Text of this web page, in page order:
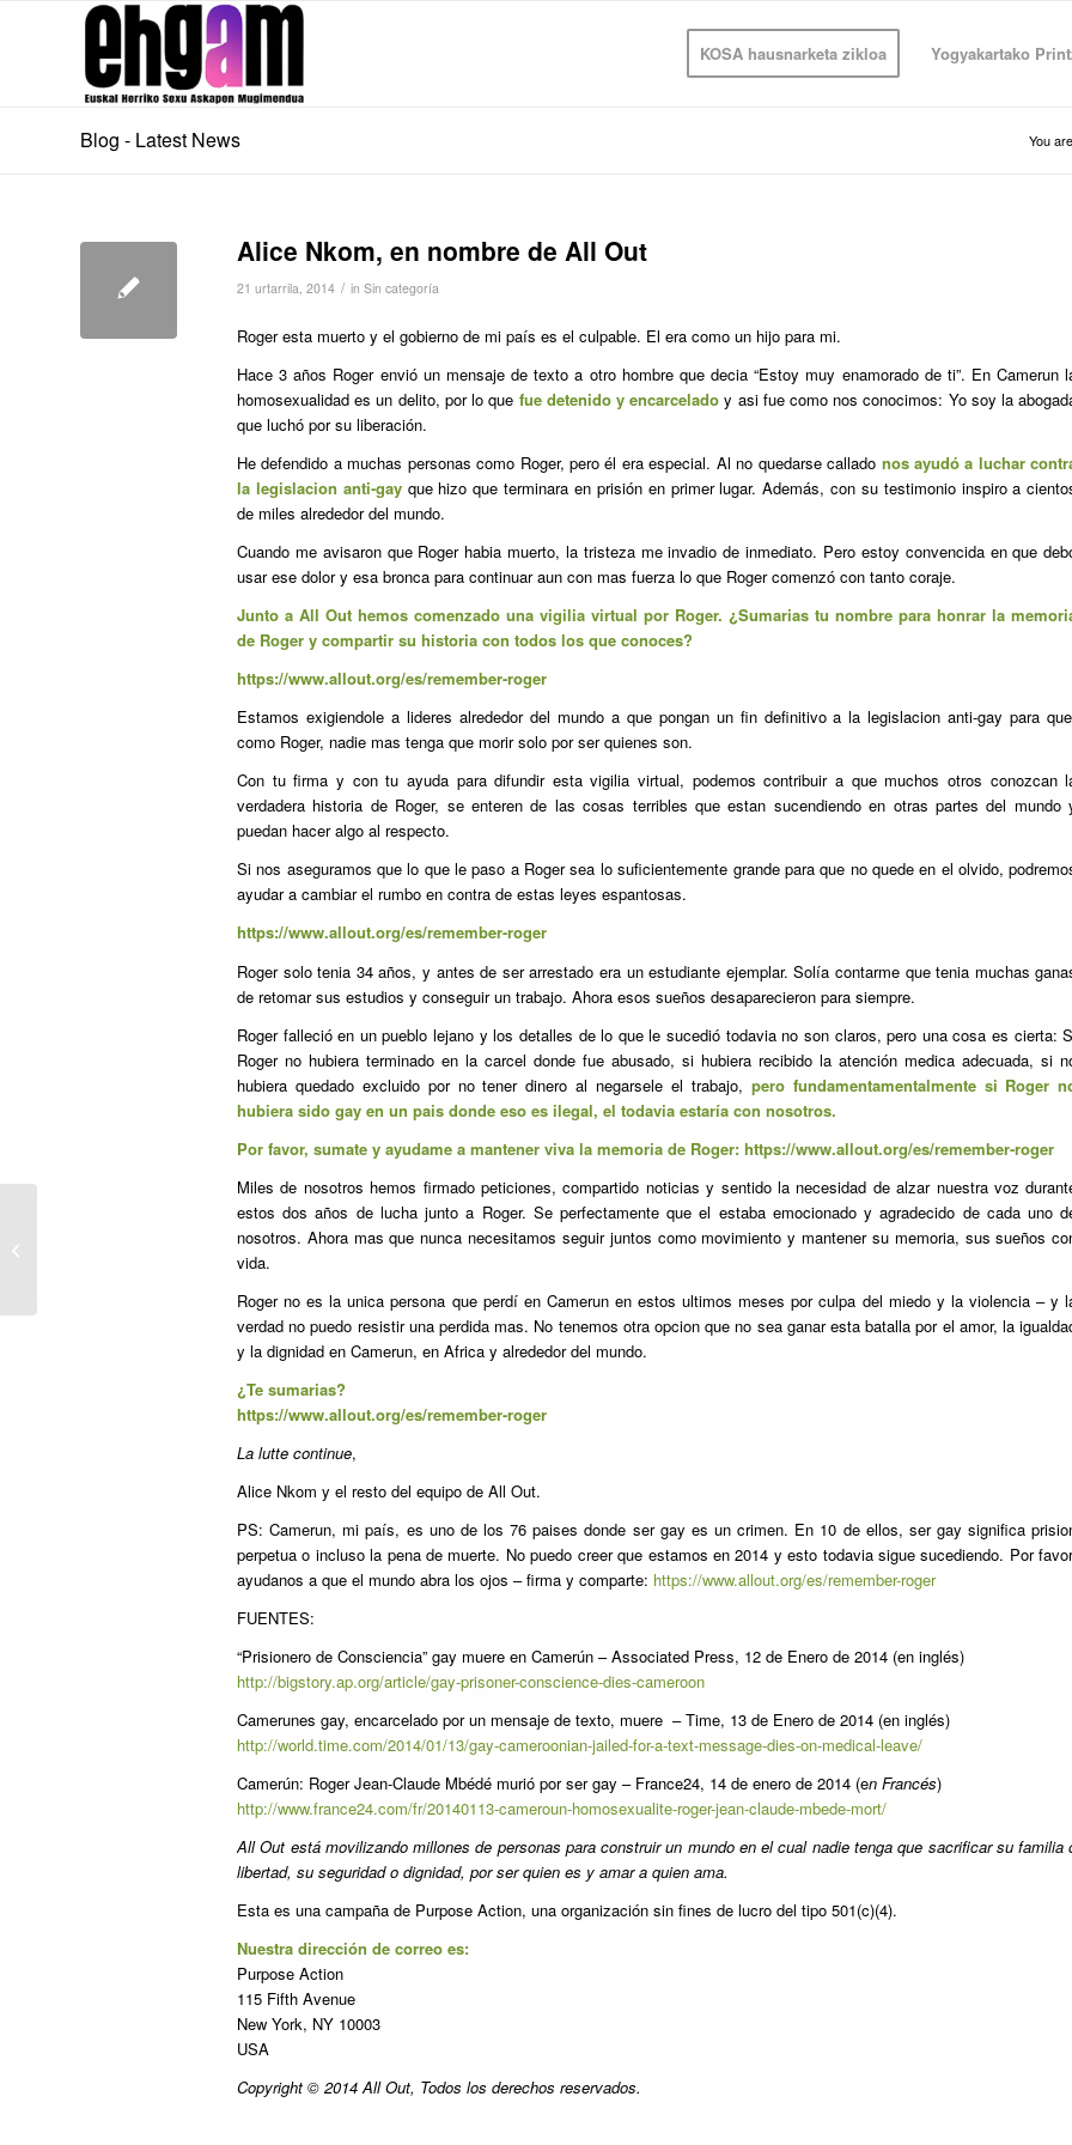
KOSA hausnarketa zikloa Yogyakartako
Blog - Latest News You
Alice Nkom, en nombre de All Out
21 urtarrila, 2014 / in Sin categoría
Roger esta muerto y el gobierno de mi país es el culpable. El era como un hijo para mi.
Hace 3 años Roger envió un mensaje de texto a otro hombre que decia “Estoy muy enamorado de ti”. En Camerun
homosexualidad es un delito, por lo que fue detenido y encarcelado y asi fue como nos conocimos: Yo soy la
que luchó por su liberación.
He defendido a muchas personas como Roger, pero él era especial. Al no quedarse callado nos ayudó a luchar
la legislacion anti-gayque hizo que terminara en prisión en primer lugar. Además, con su testimonio inspiro a
de miles alrededor del mundo.
Cuando me avisaron que Roger habia muerto, la tristeza me invadio de inmediato. Pero estoy convencida en que
usar ese dolor y esa bronca para continuar aun con mas fuerza lo que Roger comenzó con tanto coraje.
Junto a All Out hemos comenzado una vigilia virtual por Roger. ¿Sumarias tu nombre para honrar la
de Roger y compartir su historia con todos los que conoces?
https://www.allout.org/es/remember-roger
Estamos exigiendole a lideres alrededor del mundo a que pongan un fin definitivo a la legislacion anti-gay para
como Roger, nadie mas tenga que morir solo por ser quienes son.
Con tu firma y con tu ayuda para difundir esta vigilia virtual, podemos contribuir a que muchos otros conozcan
verdadera historia de Roger, se enteren de las cosas terribles que estan sucendiendo en otras partes del mundo
puedan hacer algo al respecto.
Si nos aseguramos que lo que le paso a Roger sea lo suficientemente grande para que no quede en el olvido,
ayudar a cambiar el rumbo en contra de estas leyes espantosas.
https://www.allout.org/es/remember-roger
Roger solo tenia 34 años, y antes de ser arrestado era un estudiante ejemplar. Solía contarme que tenia muchas
de retomar sus estudios y conseguir un trabajo. Ahora esos sueños desaparecieron para siempre.
Roger falleció en un pueblo lejano y los detalles de lo que le sucedió todavia no son claros, pero una cosa es cierta:
Roger no hubiera terminado en la carcel donde fue abusado, si hubiera recibido la atención medica adecuada, si
hubiera quedado excluido por no tener dinero al negarsele el trabajo, pero fundamentamentalmente si Roger
hubiera sido gay en un pais donde eso es ilegal, el todavia estaría con nosotros.
Por favor, sumate y ayudame a mantener viva la memoria de Roger: https://www.allout.org/es/remember-roger
Miles de nosotros hemos firmado peticiones, compartido noticias y sentido la necesidad de alzar nuestra voz
estos dos años de lucha junto a Roger. Se perfectamente que el estaba emocionado y agradecido de cada uno
nosotros. Ahora mas que nunca necesitamos seguir juntos como movimiento y mantener su memoria, sus sueños
vida.
Roger no es la unica persona que perdí en Camerun en estos ultimos meses por culpa del miedo y la violencia – y
verdad no puedo resistir una perdida mas. No tenemos otra opcion que no sea ganar esta batalla por el amor, la
y la dignidad en Camerun, en Africa y alrededor del mundo.
¿Te sumarias?
https://www.allout.org/es/remember-roger
La lutte continue,
Alice Nkom y el resto del equipo de All Out.
PS: Camerun, mi país, es uno de los 76 paises donde ser gay es un crimen. En 10 de ellos, ser gay significa
perpetua o incluso la pena de muerte. No puedo creer que estamos en 2014 y esto todavia sigue sucediendo. Por
ayudanos a que el mundo abra los ojos – firma y comparte: https://www.allout.org/es/remember-roger
FUENTES:
“Prisionero de Consciencia” gay muere en Camerún – Associated Press, 12 de Enero de 2014 (en inglés)
http://bigstory.ap.org/article/gay-prisoner-conscience-dies-cameroon
Camerunes gay, encarcelado por un mensaje de texto, muere – Time, 13 de Enero de 2014 (en inglés)
http://world.time.com/2014/01/13/gay-cameroonian-jailed-for-a-text-message-dies-on-medical-leave/
Camerún: Roger Jean-Claude Mbédé murió por ser gay – France24, 14 de enero de 2014 (en Francés)
http://www.france24.com/fr/20140113-cameroun-homosexualite-roger-jean-claude-mbede-mort/
All Out está movilizando millones de personas para construir un mundo en el cual nadie tenga que sacrificar su familia
libertad, su seguridad o dignidad, por ser quien es y amar a quien ama.
Esta es una campaña de Purpose Action, una organización sin fines de lucro del tipo 501(c)(4).
Nuestra dirección de correo es:
Purpose Action
115 Fifth Avenue
New York, NY 10003
USA
Copyright © 2014 All Out, Todos los derechos reservados.
EL MUNDO: El nuevo cardenal
español: ‘La homosexualidad es una